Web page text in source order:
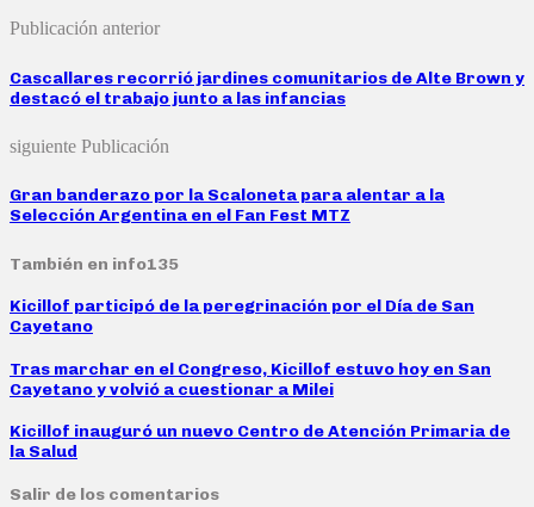
Publicación anterior
Cascallares recorrió jardines comunitarios de Alte Brown y
destacó el trabajo junto a las infancias
siguiente Publicación
Gran banderazo por la Scaloneta para alentar a la
Selección Argentina en el Fan Fest MTZ
También en info135
Kicillof participó de la peregrinación por el Día de San
Cayetano
Tras marchar en el Congreso, Kicillof estuvo hoy en San
Cayetano y volvió a cuestionar a Milei
Kicillof inauguró un nuevo Centro de Atención Primaria de
la Salud
Salir de los comentarios